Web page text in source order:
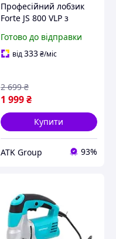
Професійний лобзик
Forte JS 800 VLP з
Потужний
електролобзик 800 Вт
Готово до відправки
від333₴/міс
1 999₴
2 699 ₴
Купити
ATK Group 93%